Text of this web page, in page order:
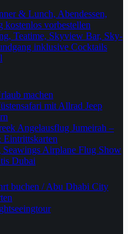
& Lunch, Abendessen,
kostenlos vorbestellen
Teatime, Skyview Bar, Sky-
inklusive Cocktails
machen
mit Allrad Jeep
Angelausflug Jumeirah –
Eintrittskarten
Airplane Flug Show
Dubai
buchen / Abu Dhabi City